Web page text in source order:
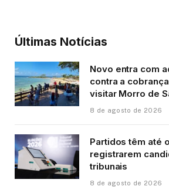
Últimas Notícias
Novo entra com
contra a
visitar Morro de
8 de agosto de 2026
Partidos têm até
registrarem
tribunais
8 de agosto de 2026